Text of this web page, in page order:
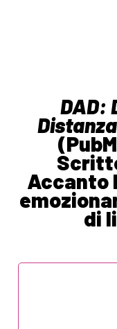
DAD:
Distanza
Accanto
di